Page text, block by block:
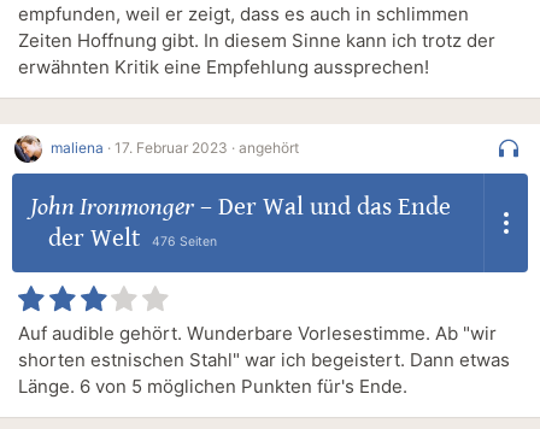
empfunden, weil er zeigt, dass es auch in schlimmen
Zeiten Hoffnung gibt. In diesem Sinne kann ich trotz der
erwähnten Kritik eine Empfehlung aussprechen!
maliena · 17. Februar 2023 · angehört
John Ironmonger– Der Wal und das Ende
der Welt
476 Seiten
Auf audible gehört. Wunderbare Vorlesestimme. Ab "wir
shorten estnischen Stahl" war ich begeistert. Dann etwas
Länge. 6 von 5 möglichen Punkten für's Ende.